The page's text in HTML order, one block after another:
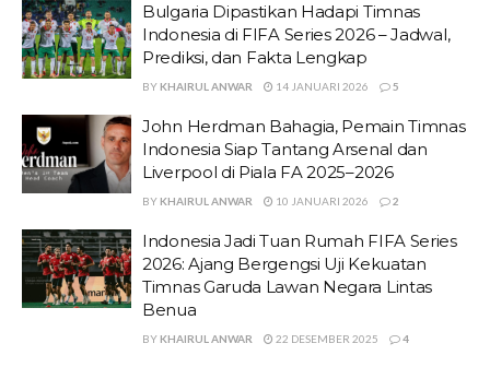
Bulgaria Dipastikan Hadapi Timnas
Indonesia di FIFA Series 2026 – Jadwal,
Prediksi, dan Fakta Lengkap
BY KHAIRUL ANWAR 14 JANUARI 2026 5
John Herdman Bahagia, Pemain Timnas
Indonesia Siap Tantang Arsenal dan
Liverpool di Piala FA 2025–2026
BY KHAIRUL ANWAR 10 JANUARI 2026 2
Indonesia Jadi Tuan Rumah FIFA Series
2026: Ajang Bergengsi Uji Kekuatan
Timnas Garuda Lawan Negara Lintas
Benua
BY KHAIRUL ANWAR 22 DESEMBER 2025 4